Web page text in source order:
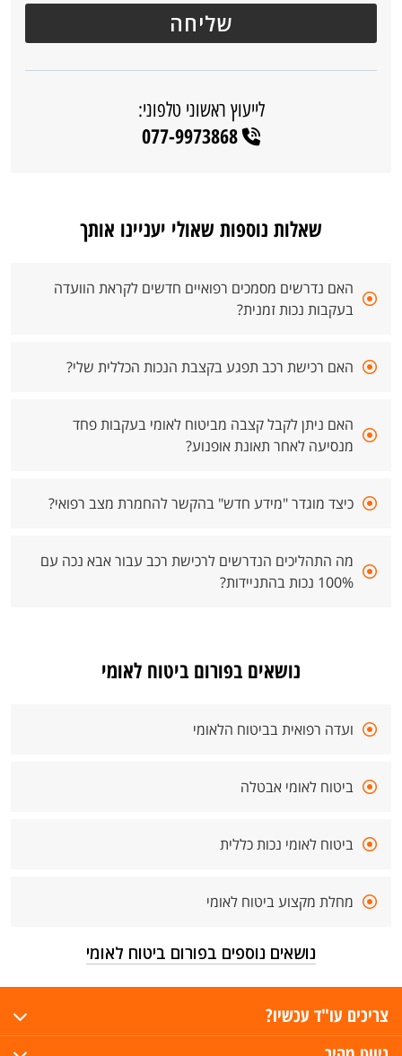
לייעוץ ראשוני טלפוני:
077-9973868
שאלות נוספות שאולי יעניינו אותך
האם נדרשים מסמכים רפואיים חדשים לקראת הוועדה
בעקבות נכות זמנית?
האם רכישת רכב תפגע בקצבת הנכות הכללית שלי?
האם ניתן לקבל קצבה מביטוח לאומי בעקבות פחד
מנסיעה לאחר תאונת אופנוע?
כיצד מוגדר "מידע חדש" בהקשר להחמרת מצב רפואי?
מה התהליכים הנדרשים לרכישת רכב עבור אבא נכה עם
100% נכות בהתניידות?
נושאים בפורום ביטוח לאומי
ועדה רפואית בביטוח הלאומי
ביטוח לאומי אבטלה
ביטוח לאומי נכות כללית
מחלת מקצוע ביטוח לאומי
נושאים נוספים בפורום ביטוח לאומי
צריכים עו"ד עכשיו?